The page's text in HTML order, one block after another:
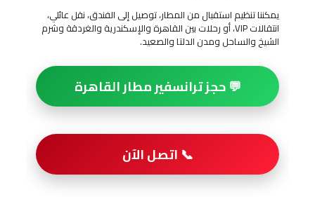
يمكننا تنظيم استقبال من المطار، توصيل إلى الفندق، نقل عائلي،
انتقالات VIP، أو رحلات بين القاهرة والإسكندرية والغردقة وشرم
الشيخ والساحل ومدن الدلتا والصعيد.
💬 حجز ترانسفير مطار القاهرة
📞 اتصل الآن